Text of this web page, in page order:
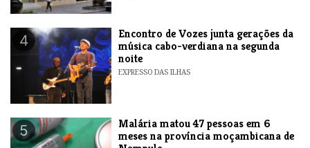
4
Encontro de Vozes junta gerações da
música cabo-verdiana na segunda
noite
EXPRESSO DAS ILHAS
5
​Malária matou 47 pessoas em 6
meses na província moçambicana de